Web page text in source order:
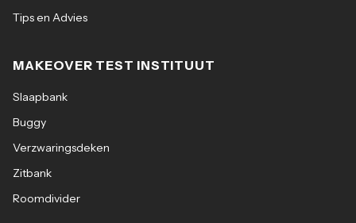
Tips en Advies
MAKEOVER TEST INSTITUUT
Slaapbank
Buggy
Verzwaringsdeken
Zitbank
Roomdivider